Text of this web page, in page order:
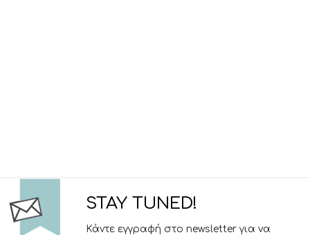
STAY TUNED!
Κάντε εγγραφή στο newsletter για να